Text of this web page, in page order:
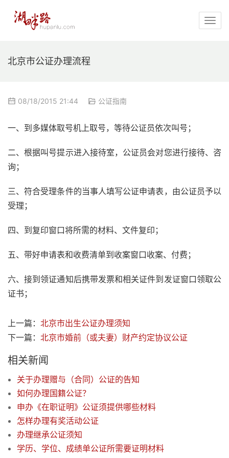
北京市公证办理流程
08/18/2015 21:44 公证指南
一、到多媒体取号机上取号，等待公证员依次叫号；
二、根据叫号提示进入接待室，公证员会对您进行接待、咨
询；
三、符合受理条件的当事人填写公证申请表，由公证员予以
受理；
四、到复印窗口将所需的材料、文件复印；
五、带好申请表和收费清单到收案窗口收案、付费；
六、接到领证通知后携带发票和相关证件到发证窗口领取公
证书；
上一篇： 北京市出生公证办理须知
下一篇： 北京市婚前（或夫妻）财产约定协议公证
相关新闻
关于办理赠与（合同）公证的告知
如何办理国籍公证？
申办《在职证明》公证须提供哪些材料
怎样办理有奖活动公证
办理继承公证须知
学历、学位、成绩单公证所需要证明材料